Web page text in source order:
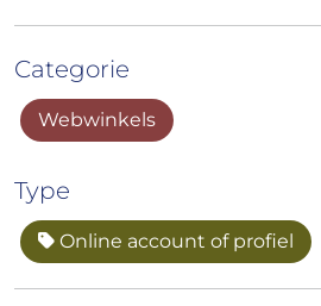
Categorie
Webwinkels
Type
Online account of profiel